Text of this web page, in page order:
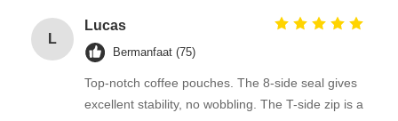
from ballooning. I love that the whole bag is
PE/PE and accepted by Canadian recycling
programs. The factory offered a great custom size
for my 340g bags. Very satisfied!
L
Lucas
Bermanfaat (75)
Top-notch coffee pouches. The 8-side seal gives
excellent stability, no wobbling. The T-side zip is a